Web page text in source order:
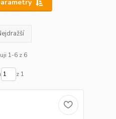
1-6 z 6
z 1